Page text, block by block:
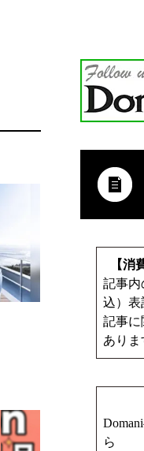
【消
記事内
込）表
記事に
ありま
ら